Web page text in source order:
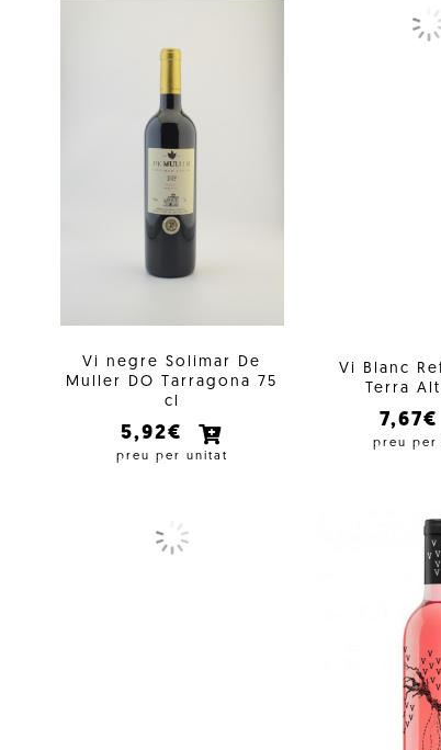
Vi negre Solimar De
Muller DO Tarragona 75
cl
5,92€
preu per unitat
Vi Blanc
Terra
7,67€
preu per